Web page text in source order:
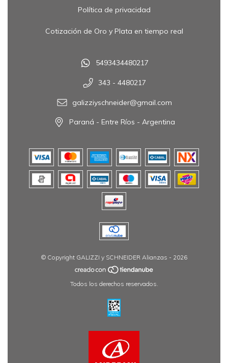
Política de privacidad
Cotización de Oro y Plata en tiempo real
5493434480217
343 - 4480217
galizziyschneider@gmail.com
Paraná - Entre Ríos - Argentina
© Copyright GALIZZI y SCHNEIDER Alianzas - 2026
Todos los derechos reservados.